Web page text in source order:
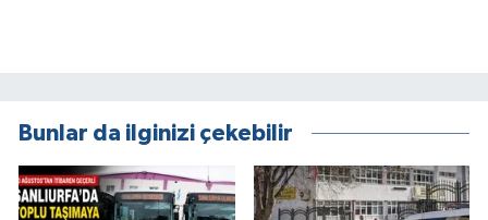
Bunlar da ilginizi çekebilir